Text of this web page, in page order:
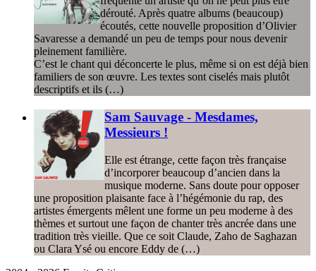
dérouté. Après quatre albums (beaucoup)
écoutés, cette nouvelle proposition d’Olivier
Savaresse a demandé un peu de temps pour nous devenir
pleinement familière.
C’est le chant qui déconcerte le plus, même si on est déjà bien
familiers de son œuvre. Les textes sont ciselés mais plutôt
descriptifs et ils (…)
Sam Sauvage - Mesdames,
Messieurs !
Elle est étrange, cette façon très française
d’incorporer beaucoup d’ancien dans la
musique moderne. Sans doute pour opposer
une proposition plaisante face à l’hégémonie du rap, des
artistes émergents mêlent une forme un peu moderne à des
thèmes et surtout une façon de chanter très ancrée dans une
tradition très vieille. Que ce soit Claude, Zaho de Saghazan
ou Clara Ysé ou encore Eddy de (…)